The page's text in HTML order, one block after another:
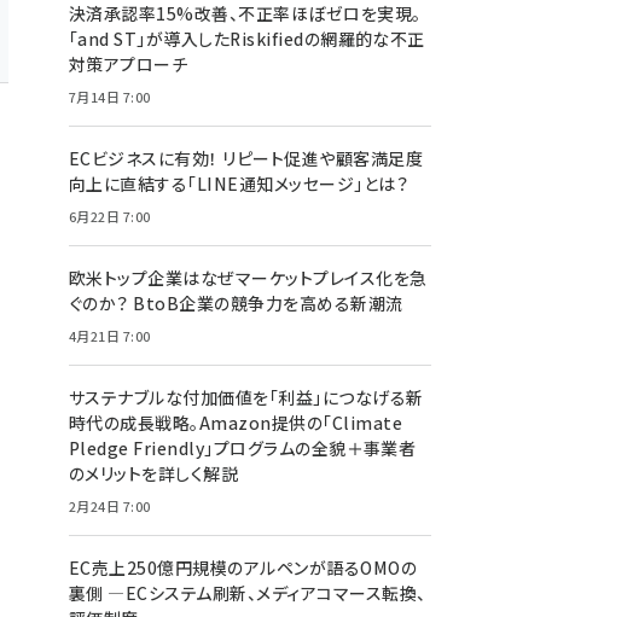
決済承認率15%改善、不正率ほぼゼロを実現。
「and ST」が導入したRiskifiedの網羅的な不正
対策アプローチ
7月14日 7:00
ECビジネスに有効！ リピート促進や顧客満足度
向上に直結する「LINE通知メッセージ」とは？
6月22日 7:00
欧米トップ企業はなぜマーケットプレイス化を急
ぐのか？ BtoB企業の競争力を高める新潮流
4月21日 7:00
サステナブルな付加価値を「利益」につなげる新
時代の成長戦略。Amazon提供の「Climate
Pledge Friendly」プログラムの全貌＋事業者
のメリットを詳しく解説
2月24日 7:00
EC売上250億円規模のアルペンが語るOMOの
裏側 ―ECシステム刷新、メディアコマース転換、